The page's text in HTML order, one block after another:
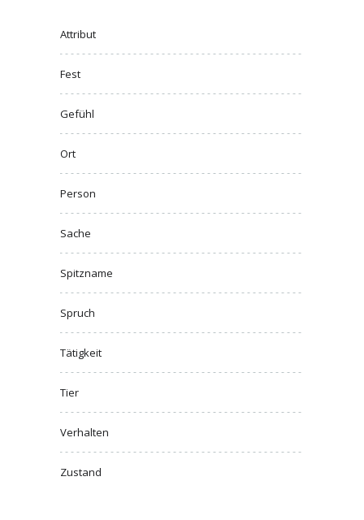
Attribut
Fest
Gefühl
Ort
Person
Sache
Spitzname
Spruch
Tätigkeit
Tier
Verhalten
Zustand